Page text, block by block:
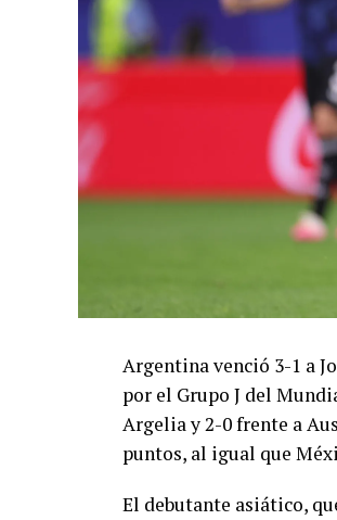
Argentina venció 3-1 a
por el Grupo J del
Argelia y 2-0 frente a
puntos, al igual que
El debutante asiático,